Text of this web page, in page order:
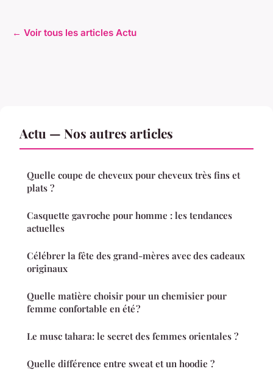
← Voir tous les articles Actu
Actu — Nos autres articles
Quelle coupe de cheveux pour cheveux très fins et
plats ?
Casquette gavroche pour homme : les tendances
actuelles
Célébrer la fête des grand-mères avec des cadeaux
originaux
Quelle matière choisir pour un chemisier pour
femme confortable en été ?
Le musc tahara: le secret des femmes orientales ?
Quelle différence entre sweat et un hoodie ?